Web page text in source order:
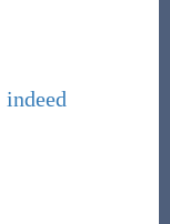
indeed